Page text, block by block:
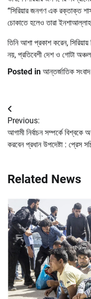
“সিরিয়ার জনগণ এক রক্তাক্ত
চোকাতে হলেও তারা
তিনি আশা প্রকাশ করেন,
নয়, প্রতিবেশী দেশ ও গোটা
Posted in আন্তর্জাতিক সংবাদ
Post
navigation
Previous:
আগামী নির্বাচন সম্পর্কে বিশ্বকে
করবেন প্রধান উপদেষ্টা : প্রেস
Related News